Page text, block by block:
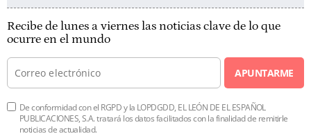
Recibe de lunes a viernes las noticias clave de lo que
ocurre en el mundo
APUNTARME
De conformidad con el RGPD y la LOPDGDD, EL LEÓN DE EL ESPAÑOL
PUBLICACIONES, S.A. tratará los datos facilitados con la finalidad de remitirle
noticias de actualidad.